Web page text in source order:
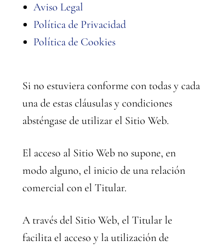
Aviso Legal
Política de Privacidad
Política de Cookies
Si no estuviera conforme con todas y cada
una de estas cláusulas y condiciones
absténgase de utilizar el Sitio Web.
El acceso al Sitio Web no supone, en
modo alguno, el inicio de una relación
comercial con el Titular.
A través del Sitio Web, el Titular le
facilita el acceso y la utilización de